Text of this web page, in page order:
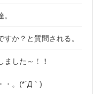
か？と質問される。
ました～！！
・。(*´Д｀)